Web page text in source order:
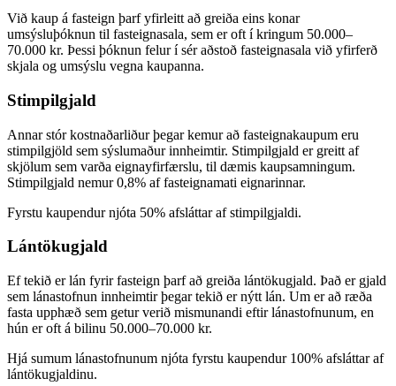
Við kaup á fasteign þarf yfirleitt að greiða eins konar
umsýsluþóknun til fasteignasala, sem er oft í kringum 50.000–
70.000 kr. Þessi þóknun felur í sér aðstoð fasteignasala við yfirferð
skjala og umsýslu vegna kaupanna.
Stimpilgjald
Annar stór kostnaðarliður þegar kemur að fasteignakaupum eru
stimpilgjöld sem sýslumaður innheimtir. Stimpilgjald er greitt af
skjölum sem varða eignayfirfærslu, til dæmis kaupsamningum.
Stimpilgjald nemur 0,8% af fasteignamati eignarinnar.
Fyrstu kaupendur njóta 50% afsláttar af stimpilgjaldi.
Lántökugjald
Ef tekið er lán fyrir fasteign þarf að greiða lántökugjald. Það er gjald
sem lánastofnun innheimtir þegar tekið er nýtt lán. Um er að ræða
fasta upphæð sem getur verið mismunandi eftir lánastofnunum, en
hún er oft á bilinu 50.000–70.000 kr.
Hjá sumum lánastofnunum njóta fyrstu kaupendur 100% afsláttar af
lántökugjaldinu.